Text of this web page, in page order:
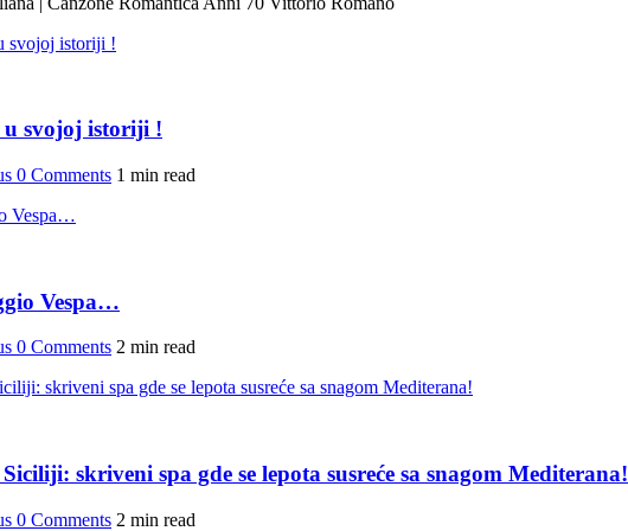
u svojoj istoriji !
0 Comments 1 min read
Vespa…
0 Comments 2 min read
skriveni spa gde se lepota susreće sa snagom Mediterana!
0 Comments 2 min read